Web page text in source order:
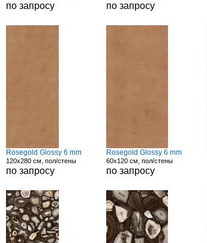
по запросу по запросу
Rosegold Glossy 6 mm
120x280 см, пол/стены
по запросу
Rosegold Glossy 6 mm
60x120 см, пол/стены
по запросу